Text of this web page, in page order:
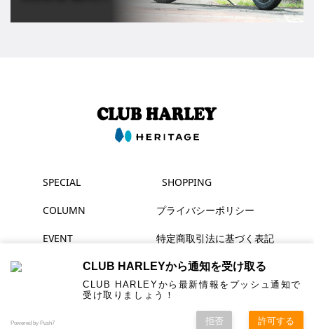
▶ YouTube
SPECIAL
COLUMN
EVENT
MAGAZINE
SHOPPING
プライバシーポリシー
特定商取引法に基づく表記
© HERITAGE Inc. All rights reserved.
CLUB HARLEYから通知を受け取る
CLUB HARLEYから最新情報をプッシュ通知で
受け取りましょう！
Powered by Push7 拒否 許可する